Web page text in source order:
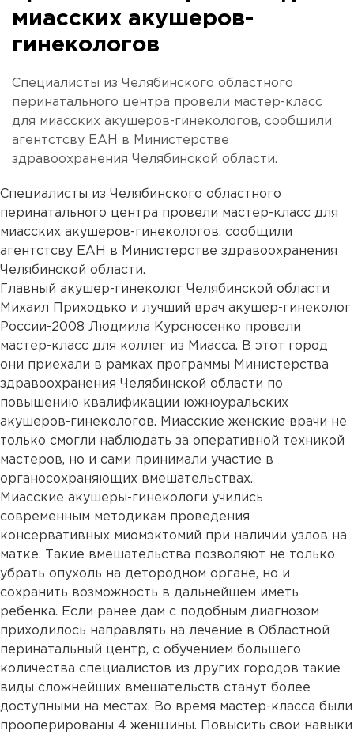
миасских акушеров-
гинекологов
Специалисты из Челябинского областного
перинатального центра провели мастер-класс
для миасских акушеров-гинекологов, сообщили
агентстсву ЕАН в Министерстве
здравоохранения Челябинской области.
Специалисты из Челябинского областного
перинатального центра провели мастер-класс для
миасских акушеров-гинекологов, сообщили
агентстсву ЕАН в Министерстве здравоохранения
Челябинской области.
Главный акушер-гинеколог Челябинской области
Михаил Приходько и лучший врач акушер-гинеколог
России-2008 Людмила Курсносенко провели
мастер-класс для коллег из Миасса. В этот город
они приехали в рамках программы Министерства
здравоохранения Челябинской области по
повышению квалификации южноуральских
акушеров-гинекологов. Миасские женские врачи не
только смогли наблюдать за оперативной техникой
мастеров, но и сами принимали участие в
органосохраняющих вмешательствах.
Миасские акушеры-гинекологи учились
современным методикам проведения
консервативных миомэктомий при наличии узлов на
матке. Такие вмешательства позволяют не только
убрать опухоль на детородном органе, но и
сохранить возможность в дальнейшем иметь
ребенка. Если ранее дам с подобным диагнозом
приходилось направлять на лечение в Областной
перинатальный центр, с обучением большего
количества специалистов из других городов такие
виды сложнейших вмешательств станут более
доступными на местах. Во время мастер-класса были
прооперированы 4 женщины. Повысить свои навыки